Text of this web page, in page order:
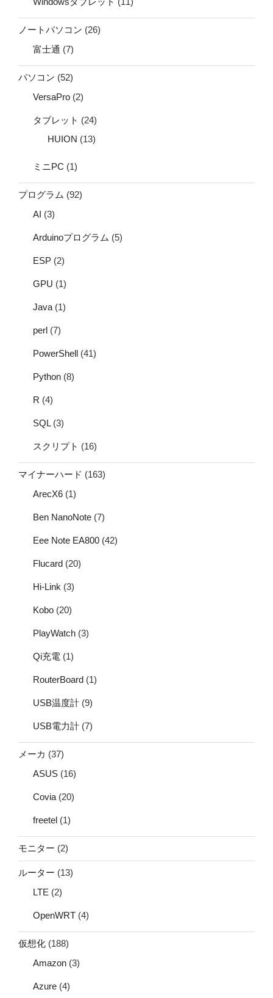
ノートパソコン (26)
富士通 (7)
パソコン (52)
VersaPro (2)
タブレット (24)
HUION (13)
ミニPC (1)
プログラム (92)
AI (3)
Arduinoプログラム (5)
ESP (2)
GPU (1)
Java (1)
perl (7)
PowerShell (41)
Python (8)
R (4)
SQL(3)
スクリプト (16)
マイナーハード (163)
ArecX6 (1)
Ben NanoNote (7)
Eee Note EA800 (42)
Flucard (20)
Hi-Link (3)
Kobo (20)
PlayWatch (3)
Qi充電 (1)
RouterBoard (1)
USB温度計 (9)
USB電力計 (7)
メーカ (37)
ASUS (16)
Covia (20)
freetel (1)
モニター (2)
ルーター (13)
LTE (2)
OpenWRT (4)
仮想化 (188)
Amazon (3)
Azure (4)